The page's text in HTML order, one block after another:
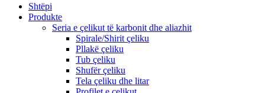
Shtëpi
Produkte
Seria e çelikut të karbonit dhe aliazhit
Spirale/Shirit çeliku
Pllakë çeliku
Tub çeliku
Shufër çeliku
Tela çeliku dhe litar